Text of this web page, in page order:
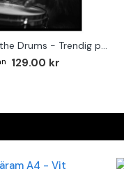
Monkey on the Drums - Trendig poster
129.00 kr